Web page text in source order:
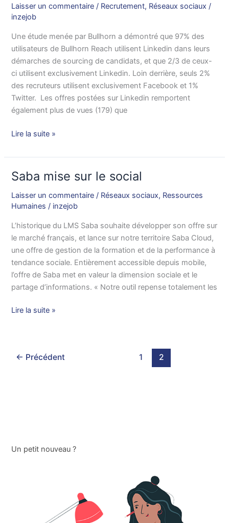
Laisser un commentaire / Recrutement, Réseaux sociaux /
inzejob
Une étude menée par Bullhorn a démontré que 97% des
utilisateurs de Bullhorn Reach utilisent Linkedin dans leurs
démarches de sourcing de candidats, et que 2/3 de ceux-
ci utilisent exclusivement Linkedin. Loin derrière, seuls 2%
des recruteurs utilisent exclusivement Facebook et 1%
Twitter. Les offres postées sur Linkedin remportent
également plus de vues (179) que
de
recrutement
social
Lire la suite »
Saba mise sur le social
Laisser un commentaire / Réseaux sociaux, Ressources
Humaines / inzejob
L’historique du LMS Saba souhaite développer son offre sur
le marché français, et lance sur notre territoire Saba Cloud,
une offre de gestion de la formation et de la performance à
tendance sociale. Entièrement accessible depuis mobile,
l’offre de Saba met en valeur la dimension sociale et le
partage d’informations. « Notre outil repense totalement les
Saba
sur
le
social
Lire la suite »
← Précédent 1 2
Un petit nouveau ?